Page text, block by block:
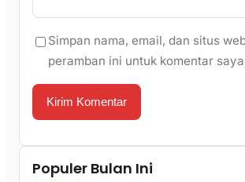
Simpan nama, email, dan situs
peramban ini untuk komentar
Populer Bulan Ini